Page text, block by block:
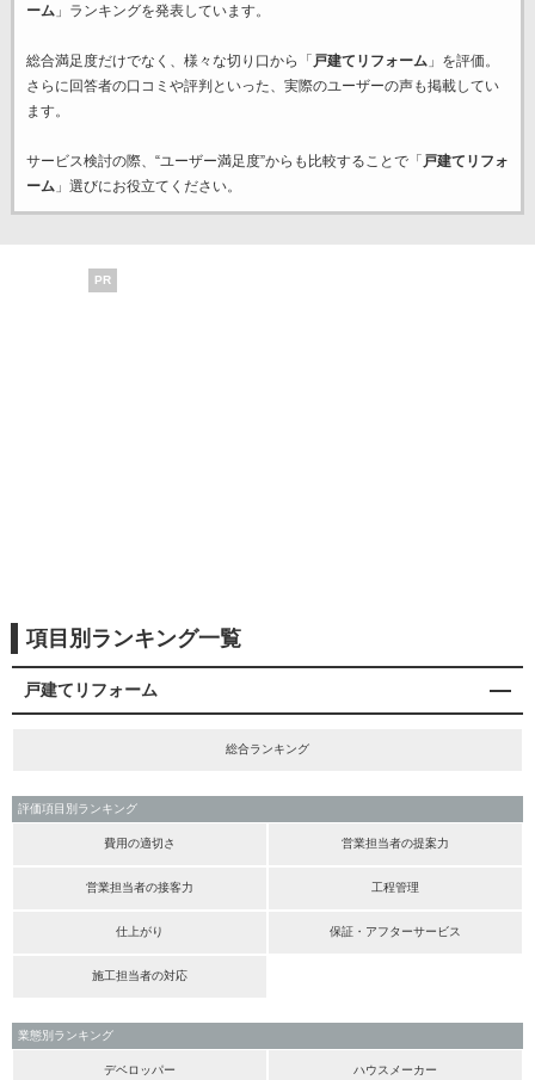
ーム」ランキングを発表しています。
総合満足度だけでなく、様々な切り口から「 戸建てリフォーム」を評価。
さらに回答者の口コミや評判といった、実際のユーザーの声も掲載してい
ます。
サービス検討の際、“ユーザー満足度”からも比較することで「 戸建てリフォ
ーム」選びにお役立てください。
PR
項目別ランキング一覧
戸建てリフォーム
総合ランキング
評価項目別ランキング
費用の適切さ 営業担当者の提案力
営業担当者の接客力 工程管理
仕上がり 保証・アフターサービス
施工担当者の対応
業態別ランキング
デベロッパー ハウスメーカー